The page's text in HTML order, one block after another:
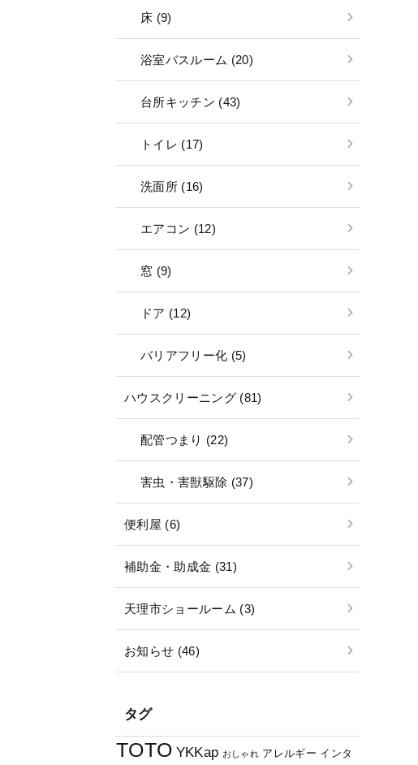
床 (9)
浴室バスルーム (20)
台所キッチン (43)
トイレ (17)
洗面所 (16)
エアコン (12)
窓 (9)
ドア (12)
バリアフリー化 (5)
ハウスクリーニング (81)
配管つまり (22)
害虫・害獣駆除 (37)
便利屋 (6)
補助金・助成金 (31)
天理市ショールーム (3)
お知らせ (46)
タグ
TOTO YKKap おしゃれ アレルギー インタ